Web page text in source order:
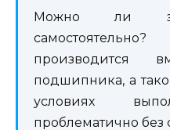
Можно ли
производится
подшипника, а
условиях
проблематично